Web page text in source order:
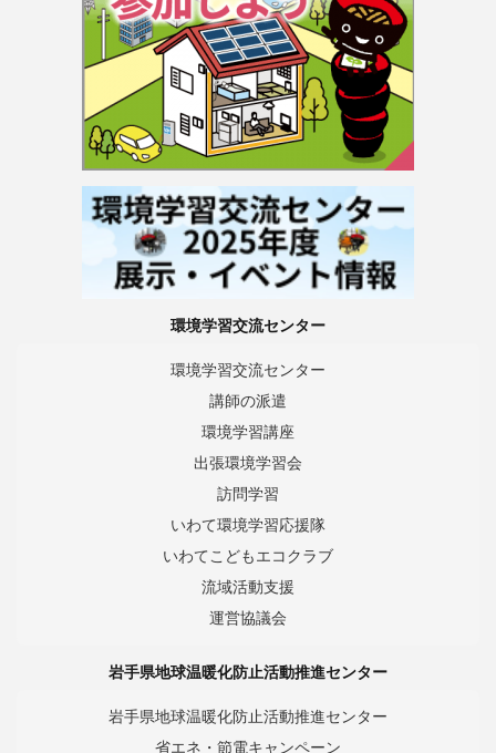
環境学習交流センター
環境学習交流センター
講師の派遣
環境学習講座
出張環境学習会
訪問学習
いわて環境学習応援隊
いわてこどもエコクラブ
流域活動支援
運営協議会
岩手県地球温暖化防止活動推進センター
岩手県地球温暖化防止活動推進センター
省エネ・節電キャンペーン